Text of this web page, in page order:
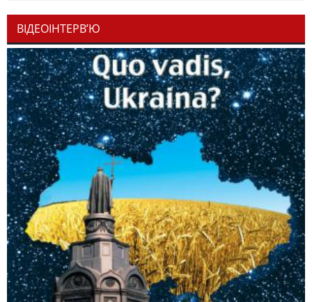
ВІДЕОІНТЕРВ’Ю